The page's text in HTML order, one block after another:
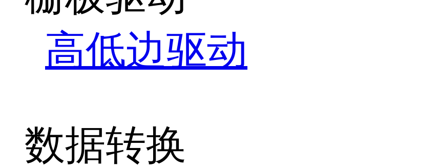
高低边驱动
数据转换